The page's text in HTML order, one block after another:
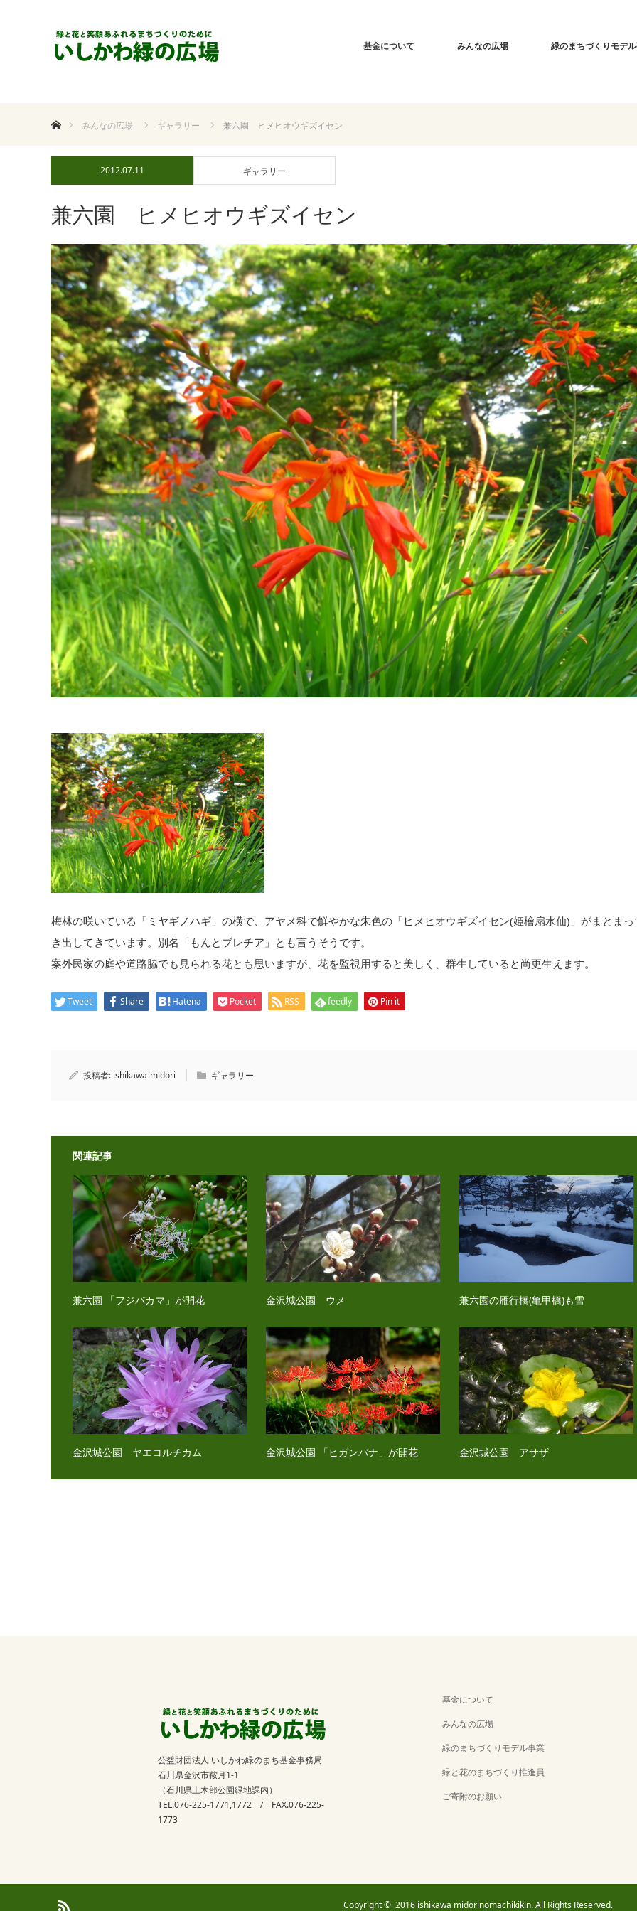
基金について みんなの広場 緑のまちづくりモデ
みんなの広場
ギャラリー 兼六園 ヒメヒオウギズイセン
2012.07.11 ギャラリー
兼六園 ヒメヒオウギズイセン
梅林の咲いている「ミヤギノハギ」の横で、アヤメ科で鮮やかな朱色の「ヒメヒオウギズイセン(姫檜扇水仙)」がまとまっ
き出してきています。別名「もんとブレチア」とも言うそうです。
案外民家の庭や道路脇でも見られる花とも思いますが、花を監視用すると美しく、群生していると尚更生えます。
Tweet Share Hatena Pocket RSS feedly Pin it
投稿者: ishikawa-midori ギャラリー
関連記事
兼六園 「フジバカマ」が開花 金沢城公園 ウメ 兼六園の雁行橋(亀甲橋)も雪
金沢城公園 ヤエコルチカム 金沢城公園 「ヒガンバナ」が開花 金沢城公園 アサザ
基金について
みんなの広場
緑のまちづくりモデル事業
緑と花のまちづくり推進員
ご寄附のお願い
公益財団法人 いしかわ緑のまち基金事務局
石川県金沢市鞍月1-1
（石川県土木部公園緑地課内）
TEL.076-225-1771,1772 / FAX.076-225-
1773
Copyright © 2016 ishikawa midorinomachikikin. All Rights Reserved.